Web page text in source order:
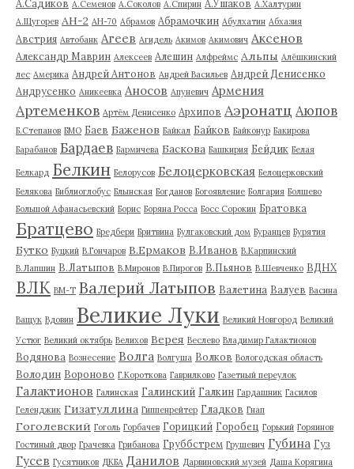
А.Садиков А.Семенов А.Соколов А.Спирин А.Ушаков А.Халтурин
А.Щугорев АН-2 АН-70 Абрамов Абрамочкин Абулхатин Абхазия
Австрия Автобанк Агеев Агидель Акимов Акимович Аксенов
Александр Маврин Алексеев Алешин Алфреймс Альпы Алёшкинский
лес Америка Андрей Антонов Андрей Васильев Андрей Денисенко
Андрусенко Аникеевка Аносов Апуневич Армения
Артеменков Артём Денисенко Архипов Аэронатц Аюпов
Б.Степанов БМО Баев Баженов Байкал Байков Байконур Бакирова
Барабанов Бардаев Бармичева Баскова Башкирия Бейдик Белая
Белкард Белкин Белорусов Белоцерковская Белоцерковский
Белякова Библиоглобус Блынская Богданов Богоявление Болгария Болшево
Большой Афанасьевский Борис Боряна Росса Босс Сорокин Братовка
Братцево Бредбери Бритвина Булгаковский дом Буранцев Бурятия
Бутко Буцкий В.Гончаров В.Ермаков В.Иванов В.Карпинский
В.Лапшин В.Латыпов В.Миронов В.Пирогов В.Пьянов В.Шевченко ВДНХ
ВЛК ВМ-Т Валерий Латыпов Валетина Валуев Васина
Ващук Вдовин Великие Луки Великий Новгород Великий
Устюг Великий октябрь Велихов Верея Веслево Владимир Галактионов
Водянова Вознесение Волга Волгуша Волков Вологодская область
Володин Вороново Г.Короткова Гаврилково Газетный переулок
Галактионов Галинская Галинский Галкин Гардашник Гасилов
Геленджик Гизатуллина Гиппенрейтер Гладков Гнап
Гоголевский Гоголь Горбачев Горицкий Горобец Горький Горяинов
Гостиный двор Грачевка Грибанова Груббстрем Грушевич Губина Гуз
Гусев Гусятников ДКБА Данилов Дарвиновский музей Даша Корягина